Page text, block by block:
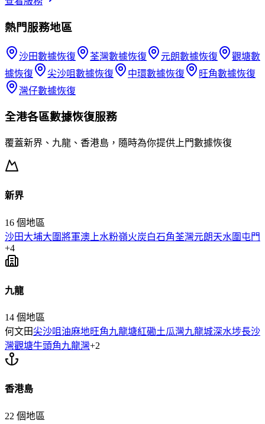
熱門服務地區
沙田數據恢復 荃灣數據恢復 元朗數據恢復 觀塘數
據恢復
尖沙咀數據恢復 中環數據恢復 旺角數據恢復
灣仔數據恢復
全港各區數據恢復服務
覆蓋新界、九龍、香港島，隨時為你提供上門數據恢復
新界
16 個地區
沙田大埔大圍將軍澳 上水粉嶺火炭白石角荃灣元朗天水圍 屯門
+4
九龍
14 個地區
何文田尖沙咀 油麻地旺角九龍塘紅磡土瓜灣九龍城深水埗長沙
灣觀塘牛頭角九龍灣+2
香港島
22 個地區